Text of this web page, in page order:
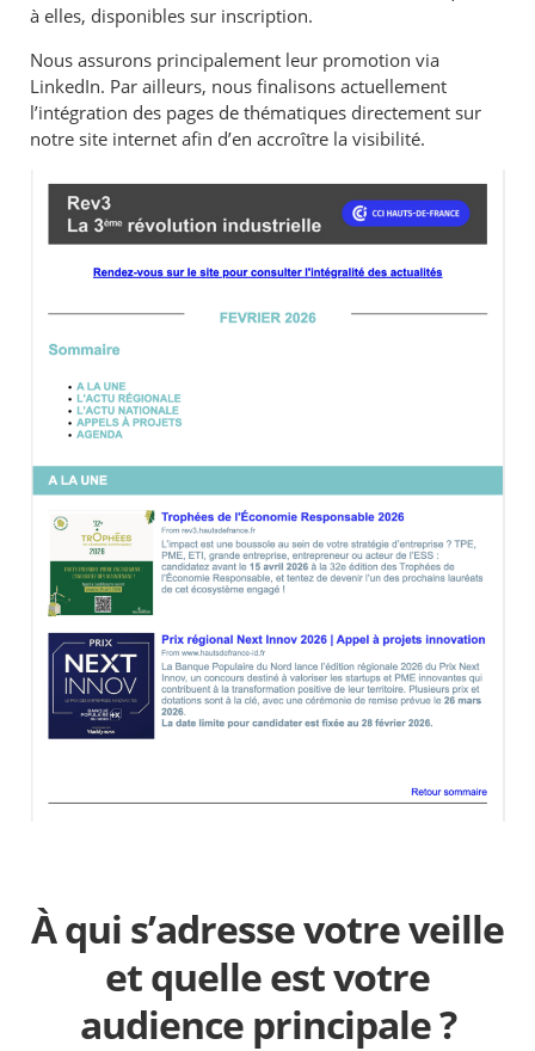
à elles, disponibles sur inscription.
Nous assurons principalement leur promotion via
LinkedIn. Par ailleurs, nous finalisons actuellement
l’intégration des pages de thématiques directement sur
notre site internet afin d’en accroître la visibilité.
À qui s’adresse votre veille
et quelle est votre
audience principale ?